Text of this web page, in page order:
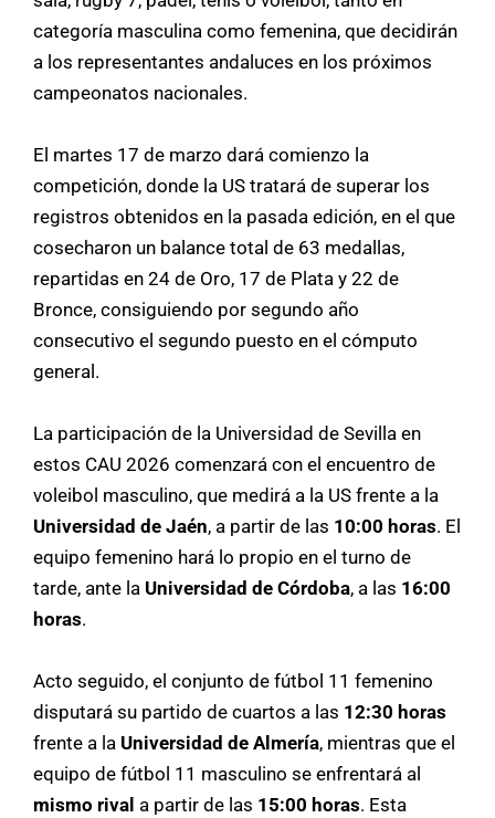
categoría masculina como femenina, que decidirán
a los representantes andaluces en los próximos
campeonatos nacionales.
El martes 17 de marzo dará comienzo la
competición, donde la US tratará de superar los
registros obtenidos en la pasada edición, en el que
cosecharon un balance total de 63 medallas,
repartidas en 24 de Oro, 17 de Plata y 22 de
Bronce, consiguiendo por segundo año
consecutivo el segundo puesto en el cómputo
general.
La participación de la Universidad de Sevilla en
estos CAU 2026 comenzará con el encuentro de
voleibol masculino, que medirá a la US frente a la
Universidad de Jaén, a partir de las 10:00 horas. El
equipo femenino hará lo propio en el turno de
tarde, ante la Universidad de Córdoba, a las 16:00
horas.
Acto seguido, el conjunto de fútbol 11 femenino
disputará su partido de cuartos a las 12:30 horas
frente a la Universidad de Almería, mientras que el
equipo de fútbol 11 masculino se enfrentará al
mismo rival a partir de las 15:00 horas. Esta